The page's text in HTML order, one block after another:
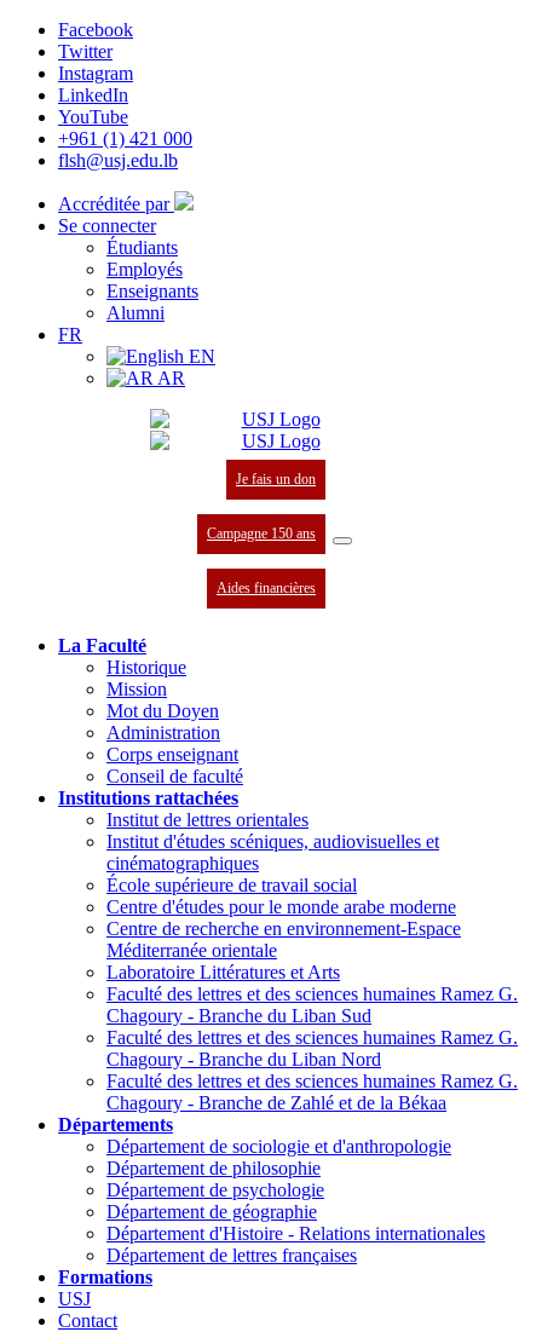
Facebook
Twitter
Instagram
LinkedIn
YouTube
+961 (1) 421 000
flsh@usj.edu.lb
Accréditée par
Se connecter
Étudiants
Employés
Enseignants
Alumni
FR
EN
AR
Je fais un don
Campagne 150 ans
Aides financières
La Faculté
Historique
Mission
Mot du Doyen
Administration
Corps enseignant
Conseil de faculté
Institutions rattachées
Institut de lettres orientales
Institut d'études scéniques, audiovisuelles et
cinématographiques
École supérieure de travail social
Centre d'études pour le monde arabe moderne
Centre de recherche en environnement-Espace
Méditerranée orientale
Laboratoire Littératures et Arts
Faculté des lettres et des sciences humaines Ramez G.
Chagoury - Branche du Liban Sud
Faculté des lettres et des sciences humaines Ramez G.
Chagoury - Branche du Liban Nord
Faculté des lettres et des sciences humaines Ramez G.
Chagoury - Branche de Zahlé et de la Békaa
Départements
Département de sociologie et d'anthropologie
Département de philosophie
Département de psychologie
Département de géographie
Département d'Histoire - Relations internationales
Département de lettres françaises
Formations
USJ
Contact